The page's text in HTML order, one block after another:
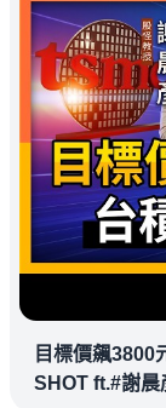
目標價飆3800
SHOT ft.#謝